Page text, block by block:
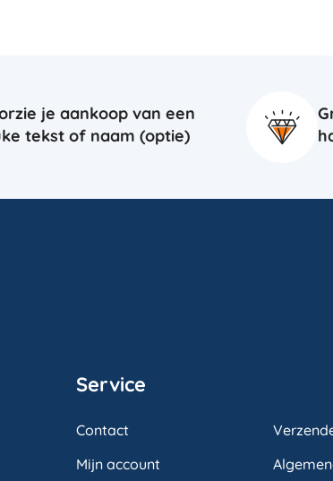
je aankoop van een
tekst of naam (optie)
Service
Contact
Mijn account